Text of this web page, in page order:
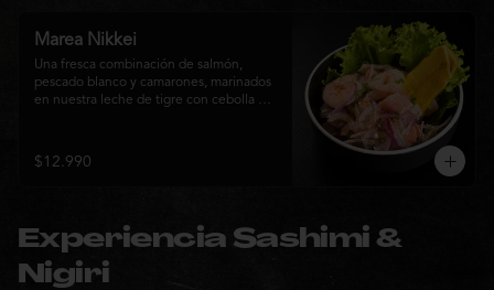
Marea Nikkei
Una fresca combinación de salmón,
pescado blanco y camarones, marinados
en nuestra leche de tigre con cebolla
para una experiencia Nikkei llena de
frescura, equilibrio y sabor.
$12.990
Experiencia Sashimi &
Nigiri